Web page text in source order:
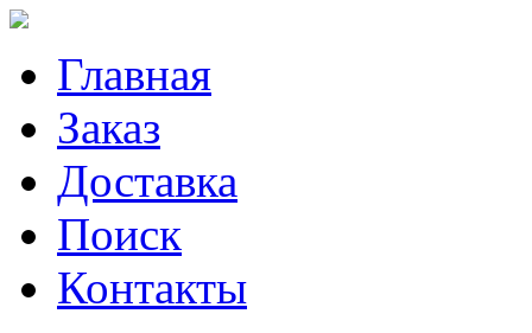
Главная
Заказ
Доставка
Поиск
Контакты